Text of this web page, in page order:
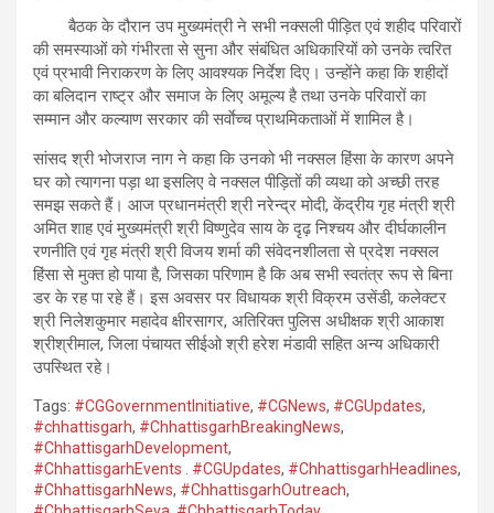
बैठक के दौरान उप मुख्यमंत्री ने सभी नक्सली पीड़ित एवं शहीद परिवारों
की समस्याओं को गंभीरता से सुना और संबंधित अधिकारियों को उनके त्वरित
एवं प्रभावी निराकरण के लिए आवश्यक निर्देश दिए। उन्होंने कहा कि शहीदों
का बलिदान राष्ट्र और समाज के लिए अमूल्य है तथा उनके परिवारों का
सम्मान और कल्याण सरकार की सर्वाेच्च प्राथमिकताओं में शामिल है।
सांसद श्री भोजराज नाग ने कहा कि उनको भी नक्सल हिंसा के कारण अपने
घर को त्यागना पड़ा था इसलिए वे नक्सल पीड़ितों की व्यथा को अच्छी तरह
समझ सकते हैं। आज प्रधानमंत्री श्री नरेन्द्र मोदी, केंद्रीय गृह मंत्री श्री
अमित शाह एवं मुख्यमंत्री श्री विष्णुदेव साय के दृढ़ निश्चय और दीर्घकालीन
रणनीति एवं गृह मंत्री श्री विजय शर्मा की संवेदनशीलता से प्रदेश नक्सल
हिंसा से मुक्त हो पाया है, जिसका परिणाम है कि अब सभी स्वतंत्र रूप से बिना
डर के रह पा रहे हैं। इस अवसर पर विधायक श्री विक्रम उसेंडी, कलेक्टर
श्री निलेशकुमार महादेव क्षीरसागर, अतिरिक्त पुलिस अधीक्षक श्री आकाश
श्रीश्रीमाल, जिला पंचायत सीईओ श्री हरेश मंडावी सहित अन्य अधिकारी
उपस्थित रहे।
Tags: #CGGovernmentInitiative, #CGNews, #CGUpdates,
#chhattisgarh, #ChhattisgarhBreakingNews,
#ChhattisgarhDevelopment,
#ChhattisgarhEvents . #CGUpdates, #ChhattisgarhHeadlines,
#ChhattisgarhNews, #ChhattisgarhOutreach,